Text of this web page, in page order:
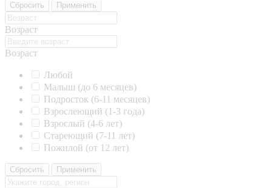
Сбросить Применить
Возраст
Возраст
Любой
Малыш (до 6 месяцев)
Подросток (6-11 месяцев)
Взрослеющий (1-3 года)
Взрослый (4-6 лет)
Стареющий (7-11 лет)
Пожилой (от 12 лет)
Сбросить Применить